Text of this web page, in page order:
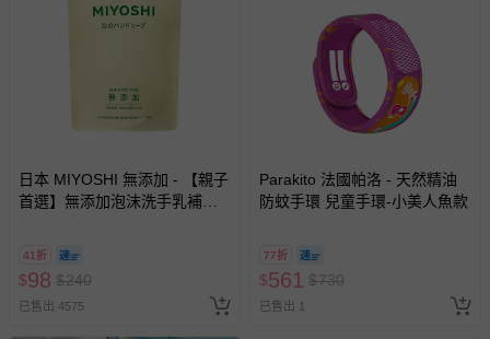
日本 MIYOSHI 無添加 - 【親子
首選】無添加泡沫洗手乳補充
41折
$98 $240
已售出 4575
Parakito 法國帕洛 - 天然精油
防蚊手環 兒童手環-小美人魚款
77折
$561 $730
已售出 1